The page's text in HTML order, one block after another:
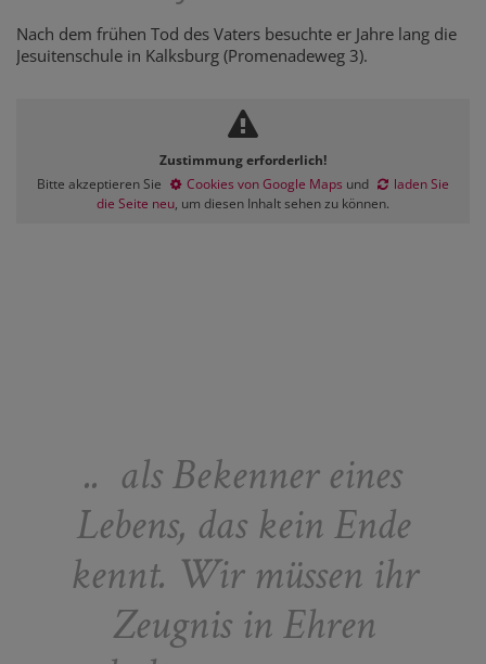
Nach dem frühen Tod des Vaters besuchte er Jahre lang die
Jesuitenschule in Kalksburg (Promenadeweg 3).
Zustimmung erforderlich!
Bitte akzeptieren Sie
Cookies von Google Maps und
laden Sie
die Seite neu, um diesen Inhalt sehen zu können.
.. als Bekenner eines
Lebens, das kein Ende
kennt. Wir müssen ihr
Zeugnis in Ehren